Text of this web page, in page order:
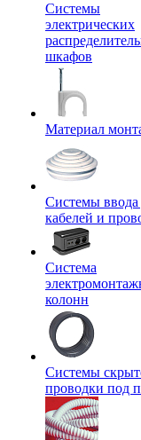
Системы
электрических
шкафов
Материал
Системы ввода
кабелей и
Система
колонн
Системы
проводки под